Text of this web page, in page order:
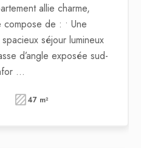
allie charme,
de : • Une
séjour lumineux
d’angle exposée sud-
...
47 m²